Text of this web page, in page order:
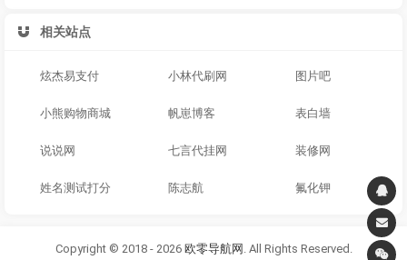
相关站点
炫杰易支付 小林代刷网 图片吧
小熊购物商城 帆崽博客 表白墙
说说网 七言代挂网 装修网
姓名测试打分 陈志航 氟化钾
Copyright © 2018 - 2026 欧零导航网 . All Rights Reserved.